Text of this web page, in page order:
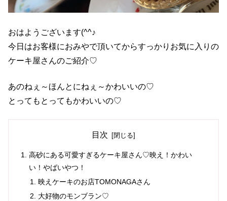
おはようございます(^^♪
今日はお客様におみやで頂いてからすっかりお気に入りの
ケーキ屋さんのご紹介♡
あのねぇ～ほんとにねぇ～かわいいの♡
とってもとってもかわいいの♡
目次
高砂にある可愛すぎるケーキ屋さん♡映え！かわい
い！やばいやつ！
映えケーキのお店TOMONAGAさん
大好物のモンブラン♡